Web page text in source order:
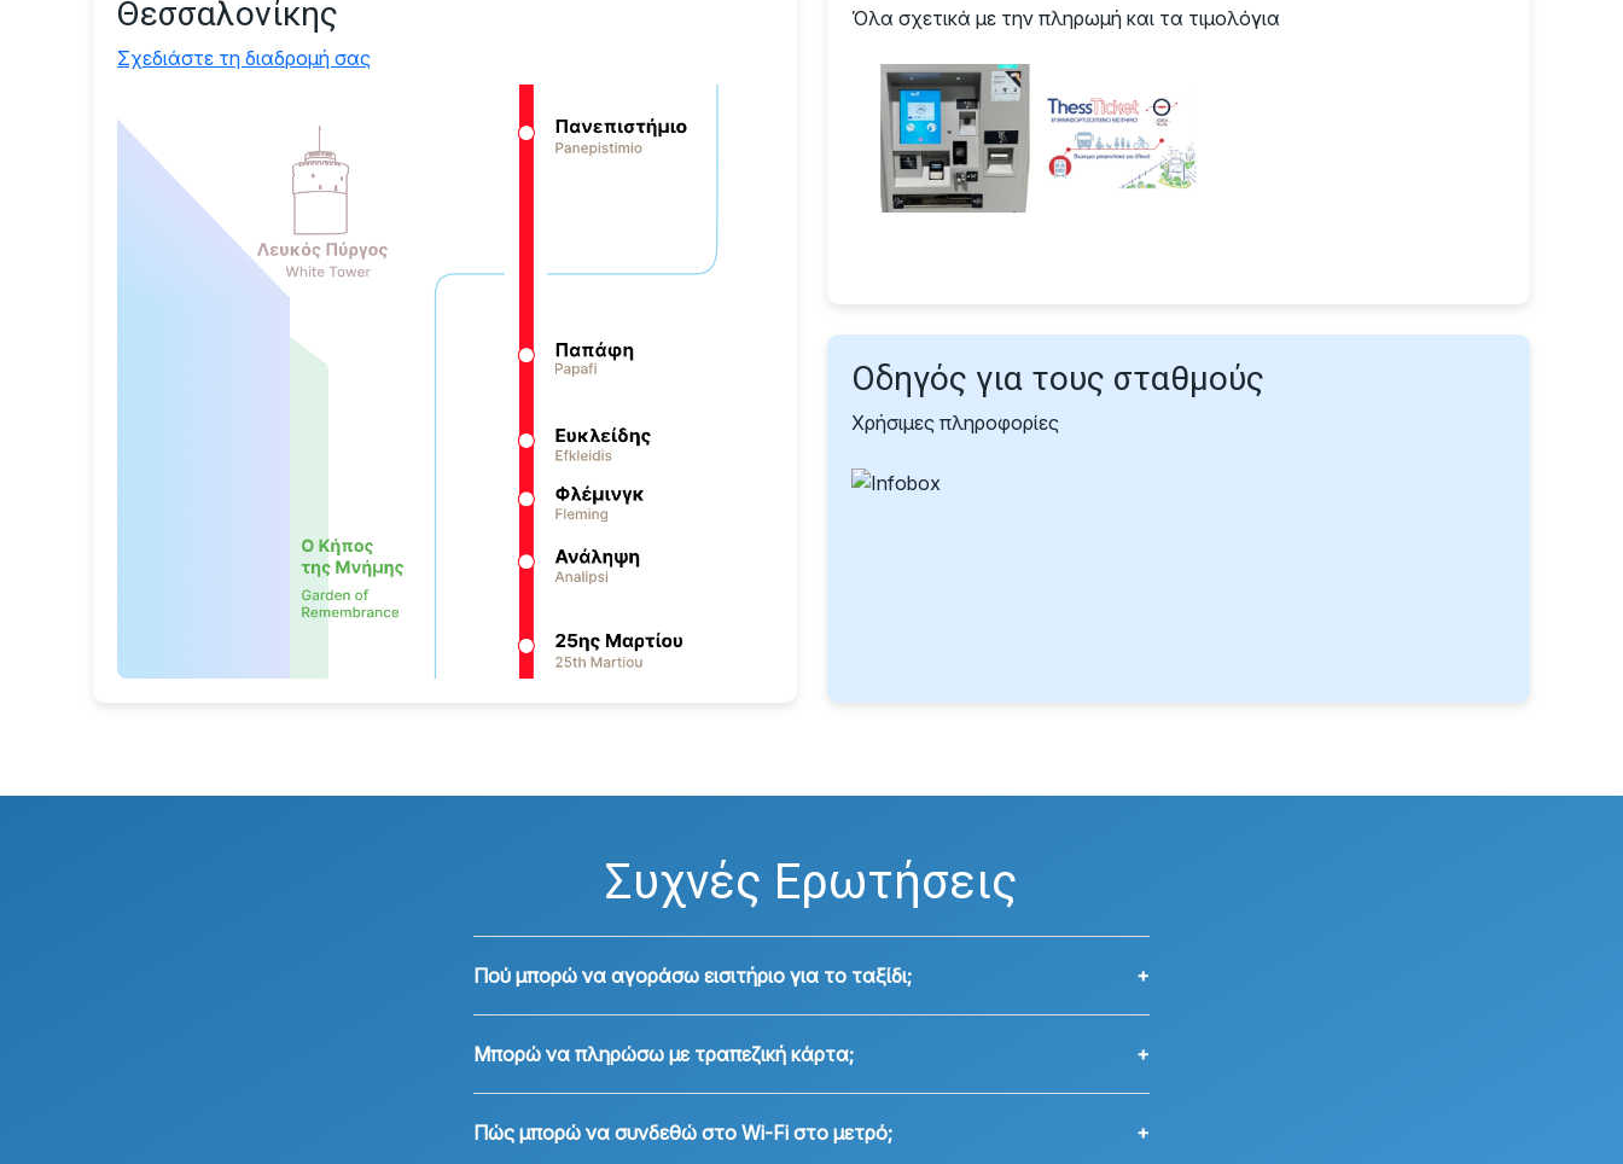
Θεσσαλονίκης
Σχεδιάστε τη διαδρομή σας
Όλα σχετικά με την πληρωμή και τα τιμολόγια
Οδηγός για τους σταθμούς
Χρήσιμες πληροφορίες
Συχνές Ερωτήσεις
Πού μπορώ να αγοράσω εισιτήριο για το ταξίδι; +
Μπορώ να πληρώσω με τραπεζική κάρτα; +
Πώς μπορώ να συνδεθώ στο Wi-Fi στο μετρό; +